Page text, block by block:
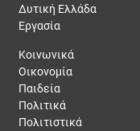
Δυτική Ελλάδα
Εργασία
Κοινωνικά
Οικονομία
Παιδεία
Πολιτικά
Πολιτιστικά